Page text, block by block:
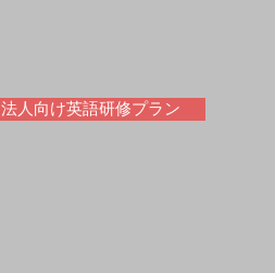
法人向け英語研修プラン